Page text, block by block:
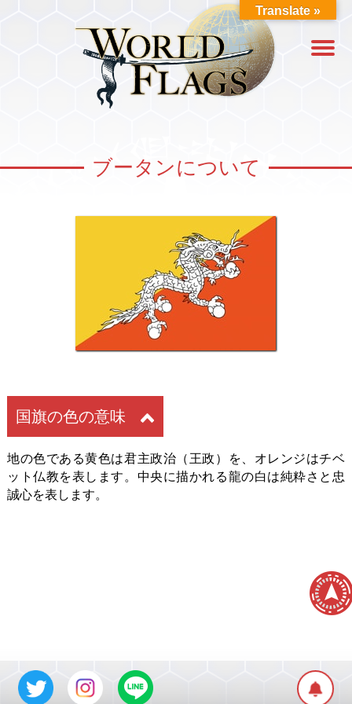
ブータンについて
国旗の色の意味
地の色である黄色は君主政治（王政）を、オレンジはチベ
ット仏教を表します。中央に描かれる龍の白は純粋さと忠
誠心を表します。
Translate »